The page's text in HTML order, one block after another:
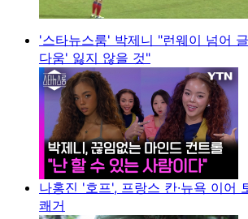
'스타뉴스룸' 박제니 "런웨이 넘어
다움' 잃지 않을 것"
나홍진 '호프', 프랑스 칸·뉴욕 이어
쾌거